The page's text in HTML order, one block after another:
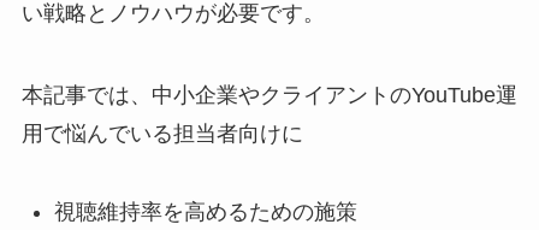
い戦略とノウハウが必要です。
本記事では、中小企業やクライアントのYouTube運
用で悩んでいる担当者向けに
視聴維持率を高めるための施策